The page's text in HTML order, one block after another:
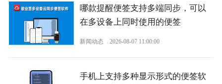
哪款提醒便签支持多端同步，可以
在多设备上同时使用的便签
新闻动态 2026-08-07 11:00:00
手机上支持多种显示形式的便签软